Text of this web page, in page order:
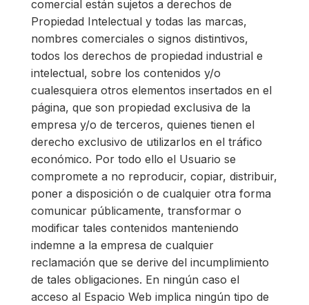
comercial están sujetos a derechos de
Propiedad Intelectual y todas las marcas,
nombres comerciales o signos distintivos,
todos los derechos de propiedad industrial e
intelectual, sobre los contenidos y/o
cualesquiera otros elementos insertados en el
página, que son propiedad exclusiva de la
empresa y/o de terceros, quienes tienen el
derecho exclusivo de utilizarlos en el tráfico
económico. Por todo ello el Usuario se
compromete a no reproducir, copiar, distribuir,
poner a disposición o de cualquier otra forma
comunicar públicamente, transformar o
modificar tales contenidos manteniendo
indemne a la empresa de cualquier
reclamación que se derive del incumplimiento
de tales obligaciones. En ningún caso el
acceso al Espacio Web implica ningún tipo de